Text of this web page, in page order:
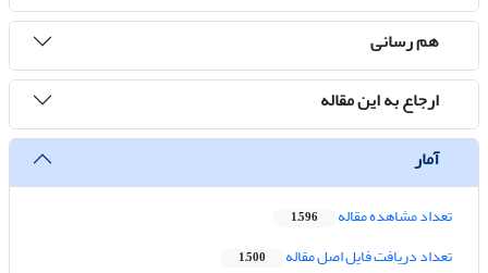
هم رسانی
ارجاع به این مقاله
آمار
تعداد مشاهده مقاله 1,596
تعداد دریافت فایل اصل مقاله 1,500